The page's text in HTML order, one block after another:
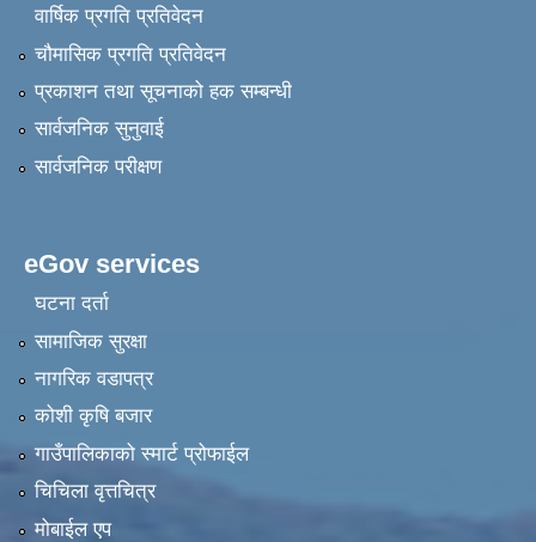
वार्षिक प्रगति प्रतिवेदन
चौमासिक प्रगति प्रतिवेदन
प्रकाशन तथा सूचनाको हक सम्बन्धी
सार्वजनिक सुनुवाई
सार्वजनिक परीक्षण
eGov services
घटना दर्ता
सामाजिक सुरक्षा
नागरिक वडापत्र
कोशी कृषि बजार
गाउँपालिकाको स्मार्ट प्रोफाईल
चिचिला वृत्तचित्र
मोबाईल एप